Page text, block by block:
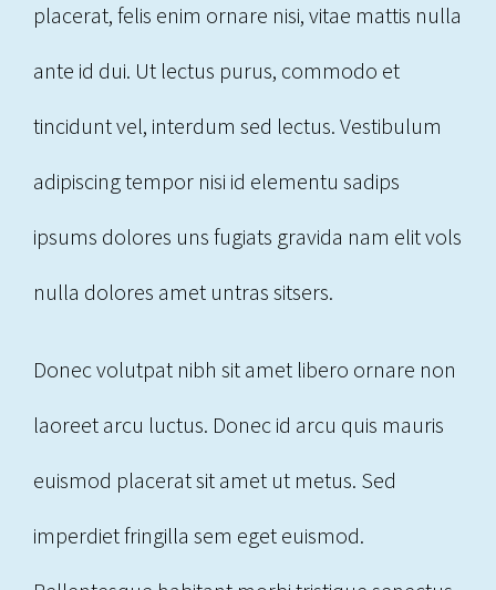
placerat, felis enim ornare nisi, vitae mattis nulla
ante id dui. Ut lectus purus, commodo et
tincidunt vel, interdum sed lectus. Vestibulum
adipiscing tempor nisi id elementu sadips
ipsums dolores uns fugiats gravida nam elit vols
nulla dolores amet untras sitsers.
Donec volutpat nibh sit amet libero ornare non
laoreet arcu luctus. Donec id arcu quis mauris
euismod placerat sit amet ut metus. Sed
imperdiet fringilla sem eget euismod.